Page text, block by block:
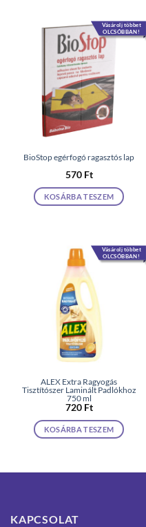
Vásárolj többet
OLCSÓBBAN!
BioStop egérfogó ragasztós lap
570 Ft
KOSÁRBA TESZEM
Vásárolj többet
OLCSÓBBAN!
ALEX Extra Ragyogás
Tisztítószer Laminált Padlókhoz
750 ml
720 Ft
KOSÁRBA TESZEM
KAPCSOLAT